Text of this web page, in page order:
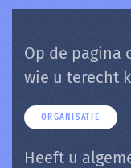
Op de pagina
wie u terecht
ORGANISATIE
Heeft u